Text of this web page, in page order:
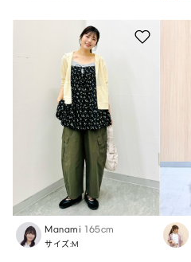
Manami 165cm
サイズ:M